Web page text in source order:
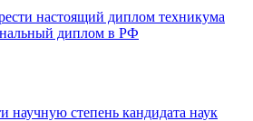
настоящий диплом техникума
диплом в РФ
научную степень кандидата наук